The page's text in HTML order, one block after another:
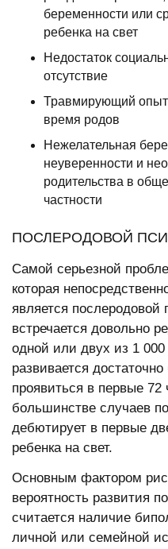
беременности или
ребенка на свет
Недостаток
отсутствие
Травмирующий
время родов
Нежелательная
неуверенности и
родительства в
частности
ПОСЛЕРОДОВОЙ
Самой серьезной
которая
является послеродовой
встречается довольно
одной или двух из 1
развивается
проявиться в первые
большинстве случаев
дебютирует в первые
ребенка на свет.
Основным фактором
вероятность развития
считается наличие
личной или семейной